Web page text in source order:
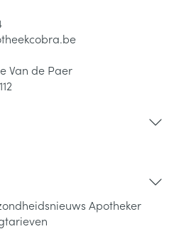
Van de Paer
Apotheker